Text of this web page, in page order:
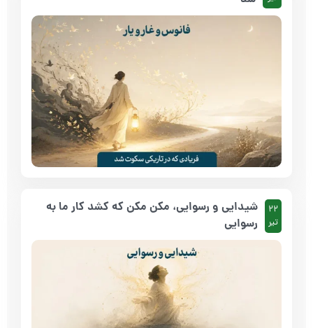
22
تیر
شیدایی و رسوایی، مکن مکن که کشد کار ما به
رسوایی